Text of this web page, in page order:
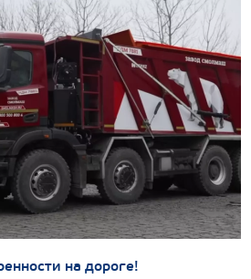
кг
м3
Узнать цену
65802на дороге!